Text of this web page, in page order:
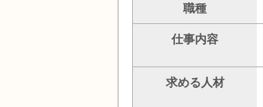
職種
仕事内容
求める人材